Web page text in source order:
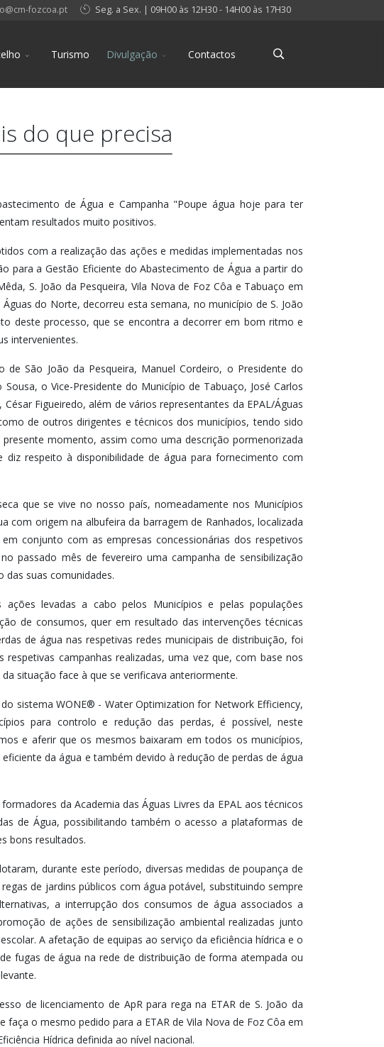
fozcoa.pt Seg. a Sex. | 09H00 às 12H30 - 14H00 às 17H30
Turismo Divulgação Contactos
do que precisa
de Água e Campanha "Poupe água hoje para ter
resultados muito positivos.
com a realização das ações e medidas implementadas nos
para a Gestão Eficiente do Abastecimento de Água a partir do
S. João da Pesqueira, Vila Nova de Foz Côa e Tabuaço em
do Norte, decorreu esta semana, no município de S. João
deste processo, que se encontra a decorrer em bom ritmo e
intervenientes.
de São João da Pesqueira, Manuel Cordeiro, o Presidente do
o Vice-Presidente do Município de Tabuaço, José Carlos
Figueiredo, além de vários representantes da EPAL/Águas
de outros dirigentes e técnicos dos municípios, tendo sido
momento, assim como uma descrição pormenorizada
respeito à disponibilidade de água para fornecimento com
que se vive no nosso país, nomeadamente nos Municípios
com origem na albufeira da barragem de Ranhados, localizada
conjunto com as empresas concessionárias dos respetivos
passado mês de fevereiro uma campanha de sensibilização
das suas comunidades.
levadas a cabo pelos Municípios e pelas populações
de consumos, quer em resultado das intervenções técnicas
de água nas respetivas redes municipais de distribuição, foi
campanhas realizadas, uma vez que, com base nos
situação face à que se verificava anteriormente.
sistema WONE® - Water Optimization for Network Efficiency,
para controlo e redução das perdas, é possível, neste
e aferir que os mesmos baixaram em todos os municípios,
da água e também devido à redução de perdas de água
da Academia das Águas Livres da EPAL aos técnicos
de Água, possibilitando também o acesso a plataformas de
bons resultados.
durante este período, diversas medidas de poupança de
de jardins públicos com água potável, substituindo sempre
a interrupção dos consumos de água associados a
de ações de sensibilização ambiental realizadas junto
A afetação de equipas ao serviço da eficiência hídrica e o
fugas de água na rede de distribuição de forma atempada ou
de licenciamento de ApR para rega na ETAR de S. João da
faça o mesmo pedido para a ETAR de Vila Nova de Foz Côa em
Hídrica definida ao nível nacional.